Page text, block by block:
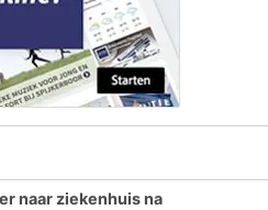
naar ziekenhuis na